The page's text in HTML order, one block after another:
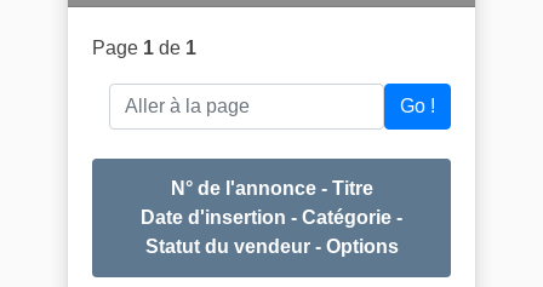
Page 1 de 1
Aller à la page Go !
N° de l'annonce - Titre
Date d'insertion - Catégorie -
Statut du vendeur - Options